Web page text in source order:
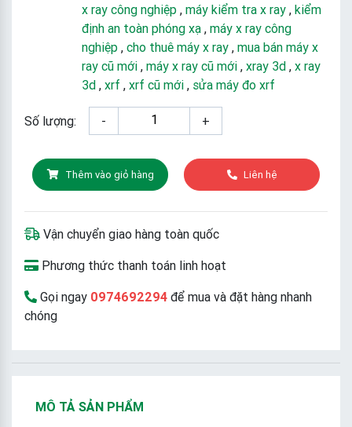
x ray công nghiệp , máy kiểm tra x ray , kiểm
định an toàn phóng xạ , máy x ray công
nghiệp , cho thuê máy x ray , mua bán máy x
ray cũ mới , máy x ray cũ mới , xray 3d , x ray
3d , xrf , xrf cũ mới , sửa máy đo xrf
Số lượng: - +
Thêm vào giỏ hàng Liên hệ
Vận chuyển giao hàng toàn quốc
Phương thức thanh toán linh hoạt
Gọi ngay 0974692294 để mua và đặt hàng nhanh
chóng
MÔ TẢ SẢN PHẨM